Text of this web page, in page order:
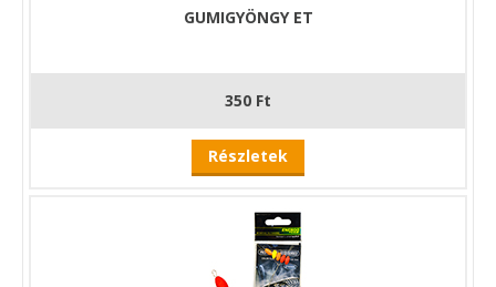
GUMIGYÖNGY ET
350 Ft
Részletek